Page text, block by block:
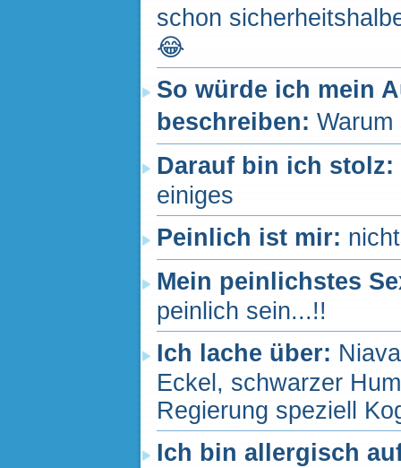
schon
😂
So würde ich mein
beschreiben:
Darauf bin ich stolz:
einiges
Peinlich ist mir:
Mein peinlichstes
peinlich sein...!!
Ich lache über:
Eckel, schwarzer
Regierung speziell
Ich bin allergisch